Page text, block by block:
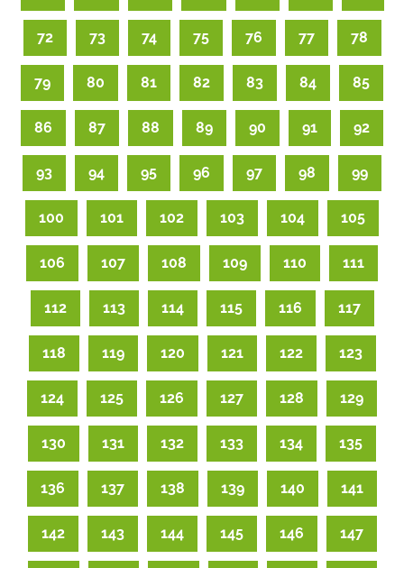
72 73 74 75 76 77 78
79 80 81 82 83 84 85
86 87 88 89 90 91 92
93 94 95 96 97 98 99
100 101 102 103 104 105
106 107 108 109 110 111
112 113 114 115 116 117
118 119 120 121 122 123
124 125 126 127 128 129
130 131 132 133 134 135
136 137 138 139 140 141
142 143 144 145 146 147